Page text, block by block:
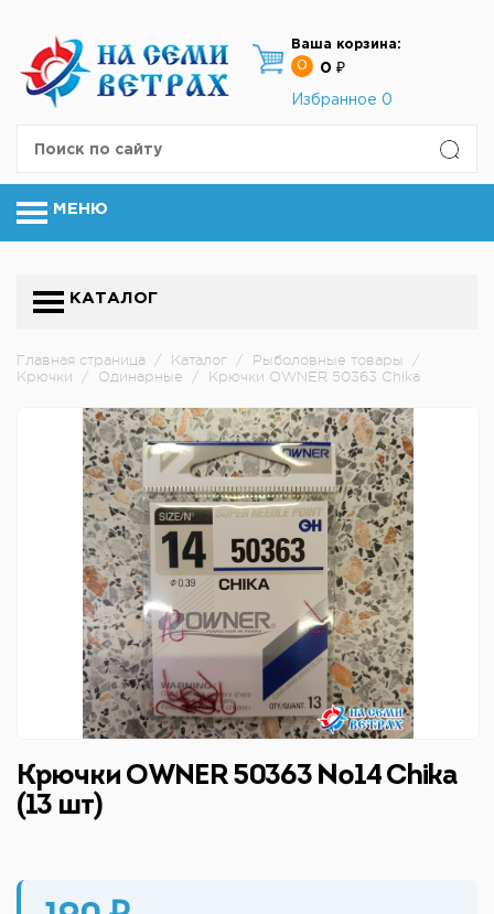
Ваша корзина:
0
0 ₽
Избранное 0
МЕНЮ
КАТАЛОГ
Главная страница / Каталог / Рыболовные товары
/
Крючки
/ Одинарные / Крючки OWNER 50363 Chika
Крючки OWNER 50363 №14 Chika
(13 шт)